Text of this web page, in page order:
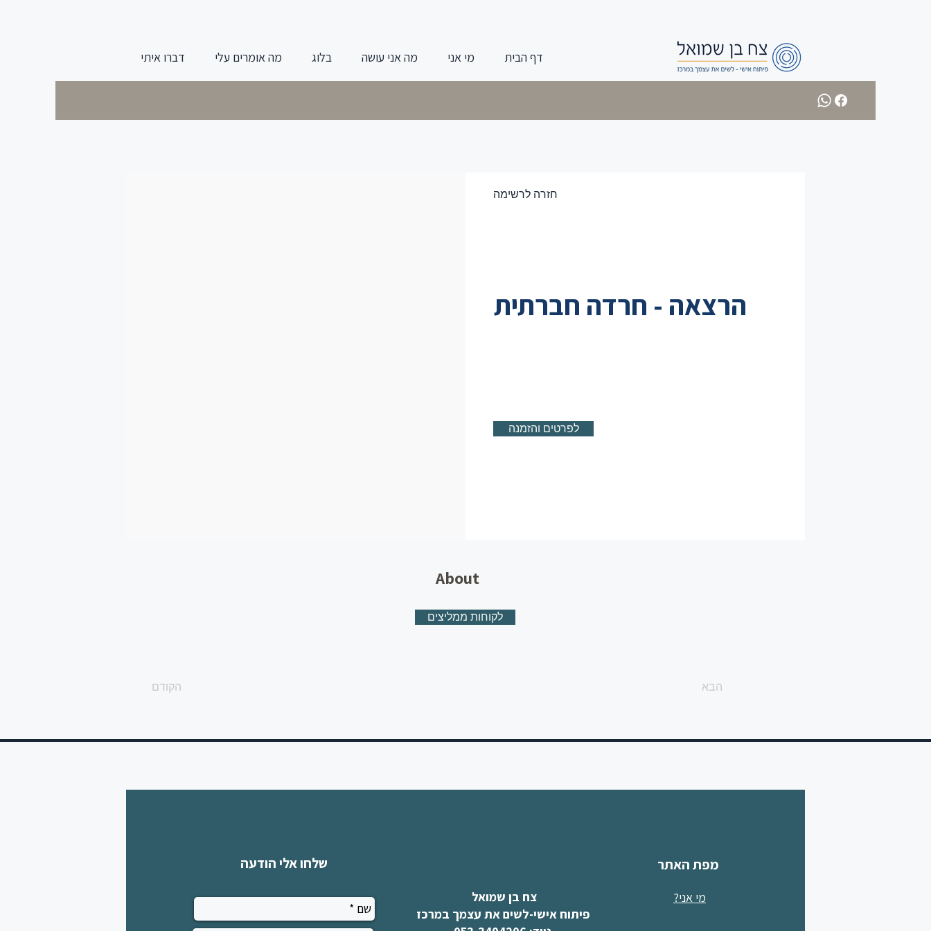
דף הבית מי אני מה אני עושה בלוג מה אומרים עלי דברו איתי
חזרה לרשימה
הרצאה - חרדה חברתית
לפרטים והזמנה
About
לקוחות ממליצים
הקודם הבא
שלחו אלי הודעה
צח בן שמואל
פיתוח אישי-לשים את עצמך במרכז
מפת האתר
מי אני?